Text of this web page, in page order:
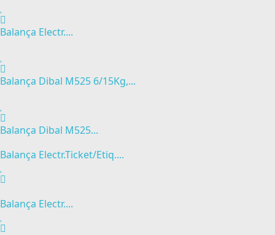
Balança Electr....
Balança Dibal M525 6/15Kg,...
Balança Dibal M525...
Balança Electr.Ticket/Etiq....
Balança Electr....